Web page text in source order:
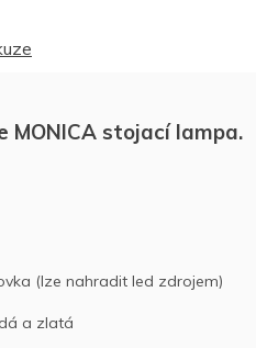
MONICA stojací lampa.
(lze nahradit led zdrojem)
a zlatá